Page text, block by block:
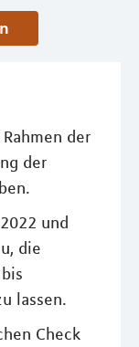
der
der
und
die
lassen.
Check